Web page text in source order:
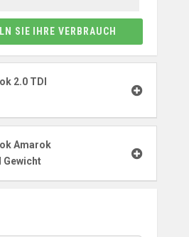
SIE IHRE VERBRAUCH
2.0 TDI
Amarok
Gewicht